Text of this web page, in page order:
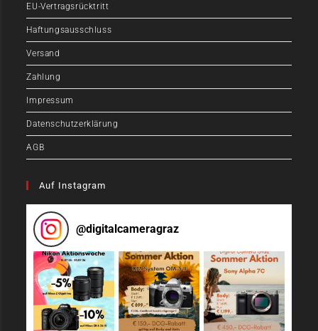
EU-Vertragsrücktritt
Haftungsausschluss
Versand
Zahlung
Impressum
Datenschutzerklärung
AGB
Auf Instagram
@digitalcameragraz